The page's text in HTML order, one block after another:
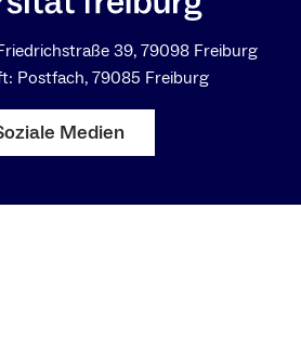
39, 79098 Freiburg
Postfach, 79085 Freiburg
Medien